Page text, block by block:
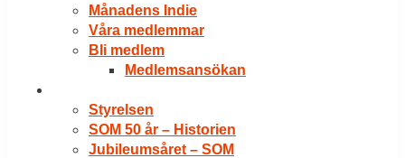
Månadens Indie
Våra medlemmar
Bli medlem
Medlemsansökan
Styrelsen
SOM 50 år – Historien
Jubileumsåret – SOM